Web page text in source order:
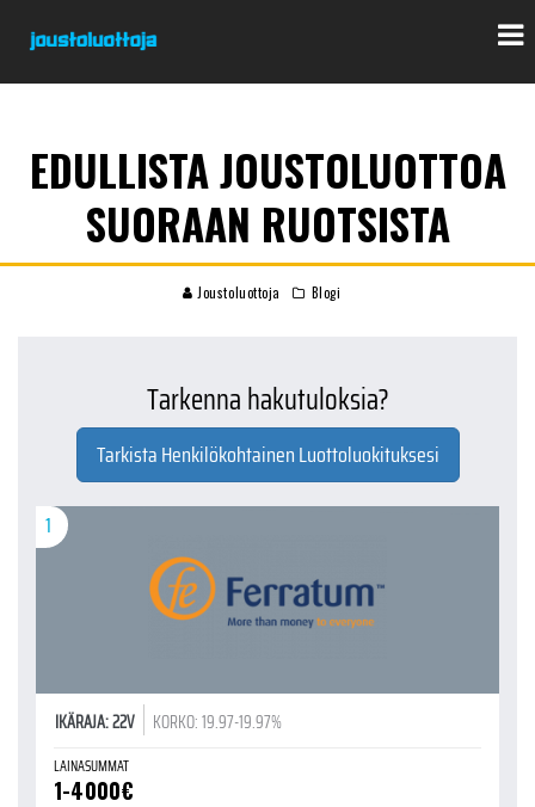
EDULLISTA JOUSTOLUOTTOA
SUORAAN RUOTSISTA
Joustoluottoja Blogi
Tarkenna hakutuloksia?
Tarkista Henkilökohtainen Luottoluokituksesi
1
IKÄRAJA: 22V KORKO: 19.97-19.97%
LAINASUMMAT
1-4000€